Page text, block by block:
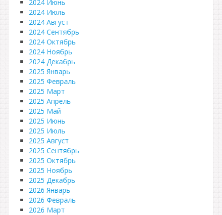
2024 Июнь
2024 Июль
2024 Август
2024 Сентябрь
2024 Октябрь
2024 Ноябрь
2024 Декабрь
2025 Январь
2025 Февраль
2025 Март
2025 Апрель
2025 Май
2025 Июнь
2025 Июль
2025 Август
2025 Сентябрь
2025 Октябрь
2025 Ноябрь
2025 Декабрь
2026 Январь
2026 Февраль
2026 Март